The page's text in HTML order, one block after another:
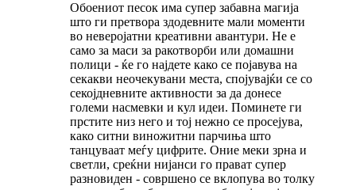
Обоениот песок има супер забавна магија
што ги претвора здодевните мали моменти
во неверојатни креативни авантури. Не е
само за маси за ракотворби или домашни
полици - ќе го најдете како се појавува на
секакви неочекувани места, спојувајќи се со
секојдневните активности за да донесе
големи насмевки и кул идеи. Поминете ги
прстите низ него и тој нежно се просејува,
како ситни виножитни парчиња што
танцуваат меѓу цифрите. Оние меки зрна и
светли, среќни нијанси го прават супер
разновиден - совршено се вклопува во толку